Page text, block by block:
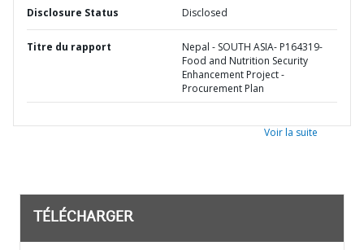
Disclosure Status Disclosed
Titre du rapport
Nepal - SOUTH ASIA- P164319-
Food and Nutrition Security
Enhancement Project -
Procurement Plan
Voir la suite
TÉLÉCHARGER